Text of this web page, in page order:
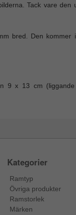
Tack vare den
bred. Den kommer
9 x 13 cm
Kategorier
Ramtyp
Övriga produkter
Ramstorlek
Märken